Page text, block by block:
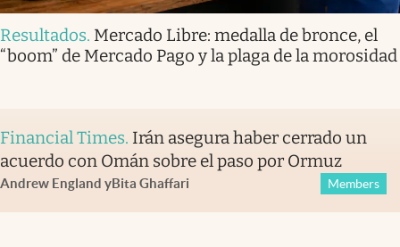
Resultados. Mercado Libre: medalla de bronce, el
“boom” de Mercado Pago y la plaga de la morosidad
Financial Times. Irán asegura haber cerrado un
acuerdo con Omán sobre el paso por Ormuz
Andrew England yBita Ghaffari Members